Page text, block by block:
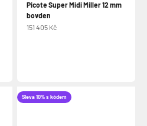
Picote Super Midi Miller 12 mm
bovden
Prodejní cena
151 405 Kč
Sleva 10% s kódem